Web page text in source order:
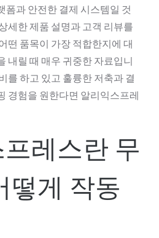
폼과 안전한 결제 시스템일 것
세한 제품 설명과 고객 리뷰를
떤 품목이 가장 적합한지에 대
내릴 때 매우 귀중한 자료입니
를 하고 있고 훌륭한 저축과 결
경험을 원한다면 알리익스프레
레스란 무
떻게 작동